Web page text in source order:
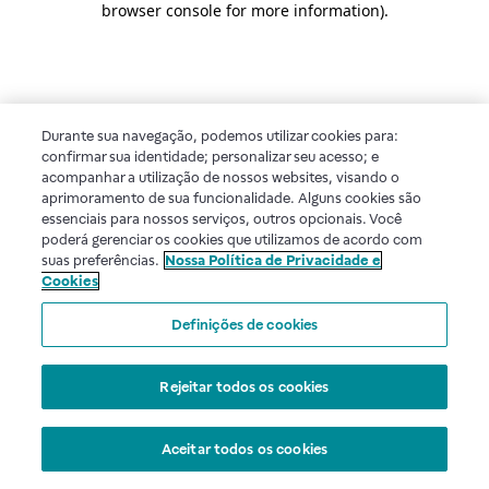
browser console for more information).
Durante sua navegação, podemos utilizar cookies para:
confirmar sua identidade; personalizar seu acesso; e
acompanhar a utilização de nossos websites, visando o
aprimoramento de sua funcionalidade. Alguns cookies são
essenciais para nossos serviços, outros opcionais. Você
poderá gerenciar os cookies que utilizamos de acordo com
suas preferências. Nossa Política de Privacidade e
Cookies
Definições de cookies
Rejeitar todos os cookies
Aceitar todos os cookies